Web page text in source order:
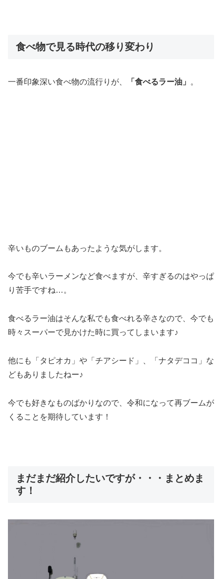
食べ物で見る時代の移り変わり
一番印象深い食べ物の流行りが、 「食べるラー油」 。
辛いものブームもあったような気がします。
今でも辛いラーメンなど食べますが、辛すぎるのはやっぱ
り苦手ですね…。
食べるラー油はそんな私でも食べれる辛さなので、今でも
時々スーパーで見かけた時に買ってしまいます♪
他にも「タピオカ」や「チアシード」、「ナタデココ」な
どもありましたねー♪
今でも好きなものばかりなので、令和になって再ブームが
くることを期待しています！
まだまだ紹介したいですが・・・まとめま
す！